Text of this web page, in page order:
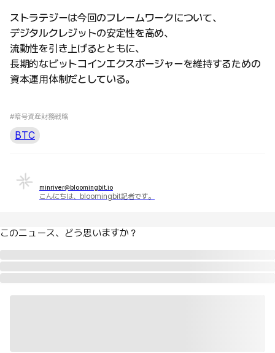
ストラテジーは今回のフレームワークについて、
デジタルクレジットの安定性を高め、
流動性を引き上げるとともに、
長期的なビットコインエクスポージャーを維持するための
資本運用体制だとしている。
#暗号資産財務戦略
BTC
minriver@bloomingbit.io
こんにちは、bloomingbit記者です。
このニュース、どう思いますか？